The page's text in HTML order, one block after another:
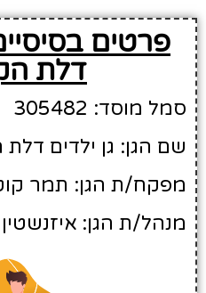
פרטים
דלת
סמל מוסד: 305482
שם הגן: גן ילדים
מפקח/ת הגן: תמר
מנהל/ת הגן: